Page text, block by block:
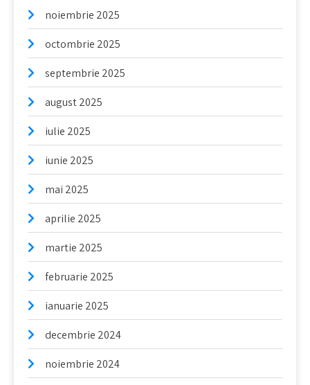
noiembrie 2025
octombrie 2025
septembrie 2025
august 2025
iulie 2025
iunie 2025
mai 2025
aprilie 2025
martie 2025
februarie 2025
ianuarie 2025
decembrie 2024
noiembrie 2024